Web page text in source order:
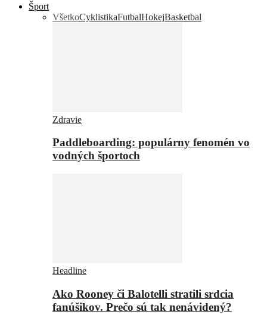
Šport
VšetkoCyklistikaFutbalHokejBasketbal
Zdravie
Paddleboarding: populárny fenomén vo
vodných športoch
Headline
Ako Rooney či Balotelli stratili srdcia
fanúšikov. Prečo sú tak nenávidený?